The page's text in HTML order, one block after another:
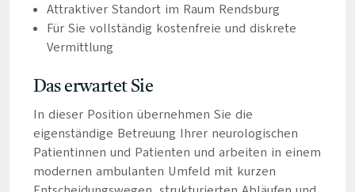
Attraktiver Standort im Raum Rendsburg
Für Sie vollständig kostenfreie und diskrete
Vermittlung
Das erwartet Sie
In dieser Position übernehmen Sie die
eigenständige Betreuung Ihrer neurologischen
Patientinnen und Patienten und arbeiten in einem
modernen ambulanten Umfeld mit kurzen